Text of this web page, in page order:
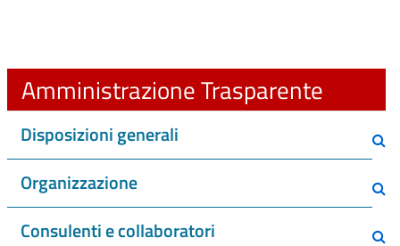
Amministrazione Trasparente
Disposizioni generali
Organizzazione
Consulenti e collaboratori